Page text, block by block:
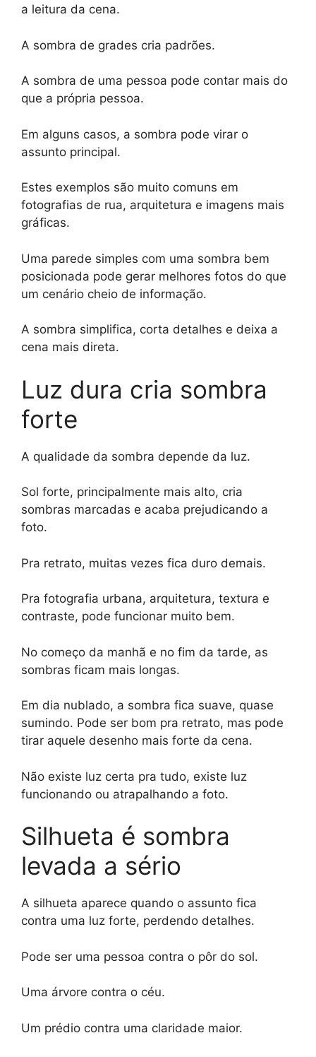
a leitura da cena.
A sombra de grades cria padrões.
A sombra de uma pessoa pode contar mais do
que a própria pessoa.
Em alguns casos, a sombra pode virar o
assunto principal.
Estes exemplos são muito comuns em
fotografias de rua, arquitetura e imagens mais
gráficas.
Uma parede simples com uma sombra bem
posicionada pode gerar melhores fotos do que
um cenário cheio de informação.
A sombra simplifica, corta detalhes e deixa a
cena mais direta.
Luz dura cria sombra
forte
A qualidade da sombra depende da luz.
Sol forte, principalmente mais alto, cria
sombras marcadas e acaba prejudicando a
foto.
Pra retrato, muitas vezes fica duro demais.
Pra fotografia urbana, arquitetura, textura e
contraste, pode funcionar muito bem.
No começo da manhã e no fim da tarde, as
sombras ficam mais longas.
Em dia nublado, a sombra fica suave, quase
sumindo. Pode ser bom pra retrato, mas pode
tirar aquele desenho mais forte da cena.
Não existe luz certa pra tudo, existe luz
funcionando ou atrapalhando a foto.
Silhueta é sombra
levada a sério
A silhueta aparece quando o assunto fica
contra uma luz forte, perdendo detalhes.
Pode ser uma pessoa contra o pôr do sol.
Uma árvore contra o céu.
Um prédio contra uma claridade maior.